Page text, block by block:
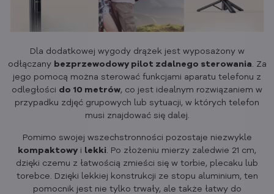
Dla dodatkowej wygody drążek jest wyposażony w
odłączany bezprzewodowy pilot zdalnego sterowania . Za
jego pomocą można sterować funkcjami aparatu telefonu z
odległości do 10 metrów, co jest idealnym rozwiązaniem w
przypadku zdjęć grupowych lub sytuacji, w których telefon
musi znajdować się dalej.
Pomimo swojej wszechstronności pozostaje niezwykle
kompaktowy i lekki . Po złożeniu mierzy zaledwie 21 cm,
dzięki czemu z łatwością zmieści się w torbie, plecaku lub
torebce. Dzięki lekkiej konstrukcji ze stopu aluminium, ten
pomocnik jest nie tylko trwały, ale także łatwy do